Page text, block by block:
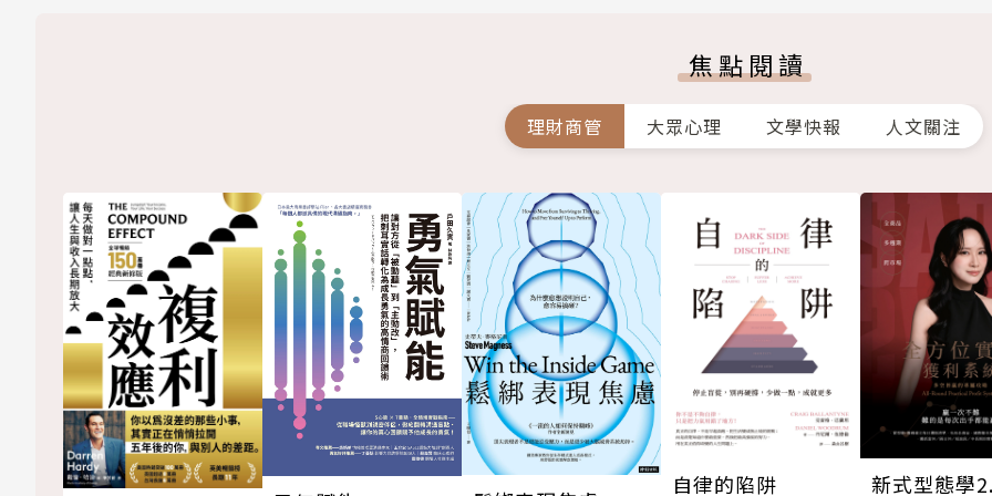
焦點閱讀
理財商管 大眾心理 文學快報 人文關注
自律的陷阱 新式型態